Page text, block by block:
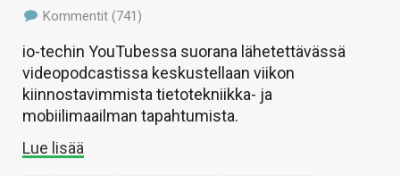
Kommentit (741)
io-techin YouTubessa suorana lähetettävässä
videopodcastissa keskustellaan viikon
kiinnostavimmista tietotekniikka- ja
mobiilimaailman tapahtumista.
Lue lisää